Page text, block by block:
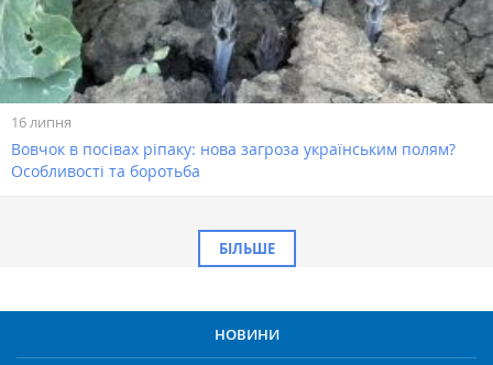
16 липня
Вовчок в посівах ріпаку: нова загроза українським полям?
Особливості та боротьба
БІЛЬШЕ
НОВИНИ